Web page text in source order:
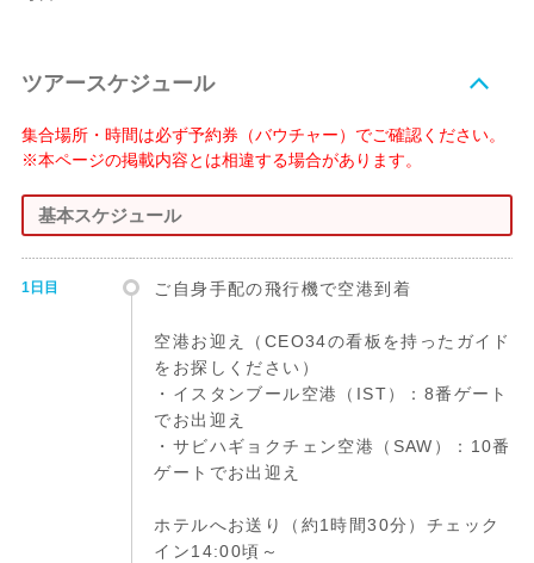
ツアースケジュール
集合場所・時間は必ず予約券（バウチャー）でご確認ください。
※本ページの掲載内容とは相違する場合があります。
基本スケジュール
1日目 ご自身手配の飛行機で空港到着
空港お迎え（CEO34の看板を持ったガイド
をお探しください）
・イスタンブール空港（IST）：8番ゲート
でお出迎え
・サビハギョクチェン空港（SAW）：10番
ゲートでお出迎え
ホテルへお送り（約1時間30分）チェック
イン14:00頃～